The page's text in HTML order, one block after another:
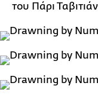
του Πάρι